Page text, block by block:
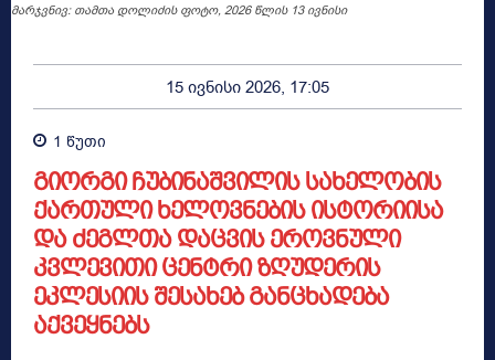
მარჯვნივ: თამთა დოლიძის ფოტო, 2026 წლის 13 ივნისი
15 ივნისი 2026, 17:05
1 წუთი
გიორგი ჩუბინაშვილის სახელობის
ქართული ხელოვნების ისტორიისა
და ძეგლთა დაცვის ეროვნული
კვლევითი ცენტრი ზღუდერის
ეკლესიის შესახებ განცხადება
აქვეყნებს